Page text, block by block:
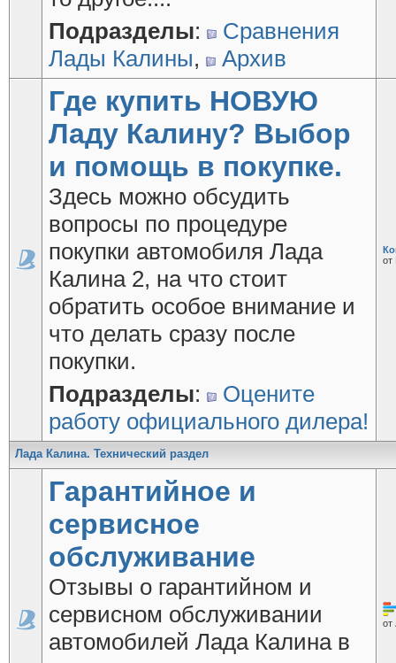
Подразделы:
Сравнения
Лады Калины, Архив
Где купить НОВУЮ
Ладу Калину? Выбор
и помощь в покупке.
Здесь можно обсудить
вопросы по процедуре
покупки автомобиля Лада
Калина 2, на что стоит
обратить особое внимание и
что делать сразу после
покупки.
Подразделы:
Оцените
работу официального дилера!
от
Лада Калина. Технический раздел
Гарантийное и
сервисное
обслуживание
Отзывы о гарантийном и
сервисном обслуживании
автомобилей Лада Калина в
от